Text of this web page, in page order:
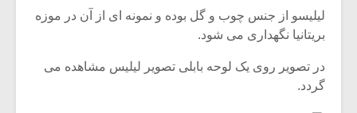
لیلیسو از جنس چوب و گل بوده و نمونه ای از آن در موزه
بریتانیا نگهداری می شود.
در تصویر روی یک لوحه بابلی تصویر لیلیس مشاهده می
گردد.
اگر نمی توانی
مشهورترین باشی،
بدنام ترین باش
موسیقی